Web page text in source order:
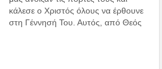
κάλεσε ο Χριστός όλους να έρθουνε
στη Γέννησή Του. Αυτός, από Θεός